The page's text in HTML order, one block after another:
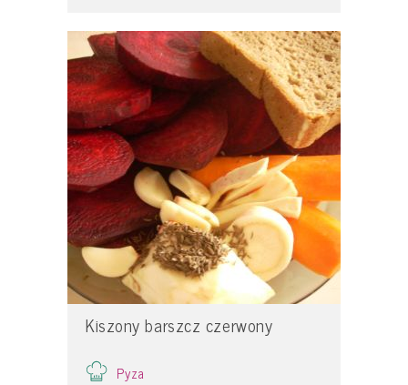
Kiszony barszcz czerwony
Pyza